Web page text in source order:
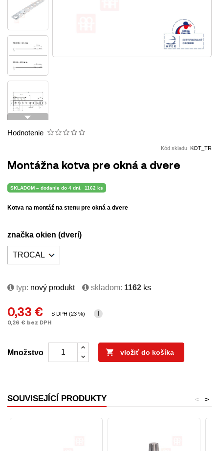
arrow_drop_down
Hodnotenie
Kód skladu: KOT_TR
Montážna kotva pre okná a dvere
SKLADOM – dodanie do 4 dní. 1162 ks
Kotva na montáž na stenu pre okná a dvere
značka okien (dverí)
typ: nový produkt skladom: 1162 ks
0,33 €
0,26 € bez DPH
S DPH (23 %) i
Množstvo  vložiť do košíka
SOUVISEJÍCÍ PRODUKTY >
<